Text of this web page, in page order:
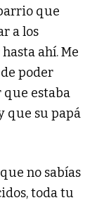
que
a los
ahí. Me
poder
que estaba
que su papá
no sabías
toda tu